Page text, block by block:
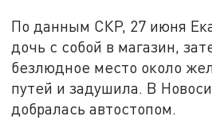
По данным СКР, 27 июня
дочь с собой в магазин,
безлюдное место около
путей и задушила. В
добралась автостопом.